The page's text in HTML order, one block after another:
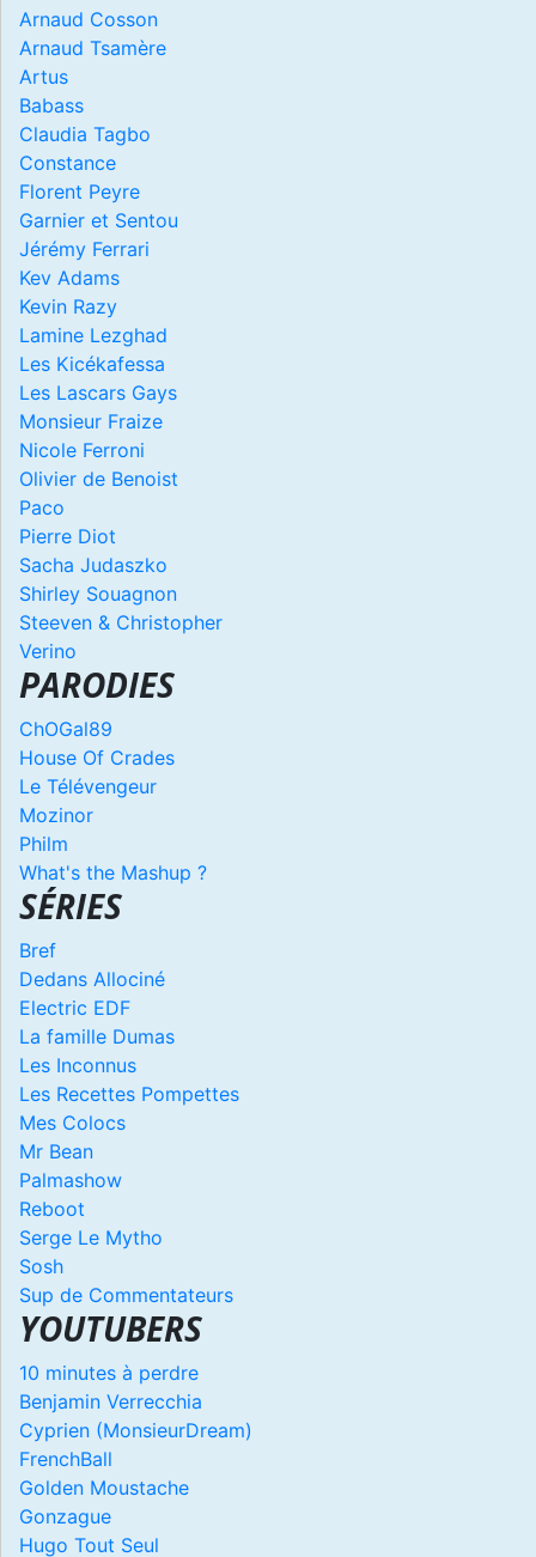
Arnaud Cosson
Arnaud Tsamère
Artus
Babass
Claudia Tagbo
Constance
Florent Peyre
Garnier et Sentou
Jérémy Ferrari
Kev Adams
Kevin Razy
Lamine Lezghad
Les Kicékafessa
Les Lascars Gays
Monsieur Fraize
Nicole Ferroni
Olivier de Benoist
Paco
Pierre Diot
Sacha Judaszko
Shirley Souagnon
Steeven & Christopher
Verino
PARODIES
ChOGal89
House Of Crades
Le Télévengeur
Mozinor
Philm
What's the Mashup ?
SÉRIES
Bref
Dedans Allociné
Electric EDF
La famille Dumas
Les Inconnus
Les Recettes Pompettes
Mes Colocs
Mr Bean
Palmashow
Reboot
Serge Le Mytho
Sosh
Sup de Commentateurs
YOUTUBERS
10 minutes à perdre
Benjamin Verrecchia
Cyprien (MonsieurDream)
FrenchBall
Golden Moustache
Gonzague
Hugo Tout Seul